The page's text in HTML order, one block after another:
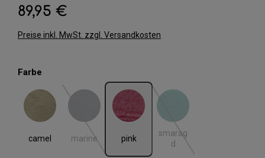
Regulärer Preis:
89,95 €
Preise inkl. MwSt. zzgl. Versandkosten
Farbe
camel
camel
marine
marine
(Diese Option ist zurzeit nicht verfügbar.)
pink
pink
smarag
d
smaragd
(Diese Option ist zurzeit